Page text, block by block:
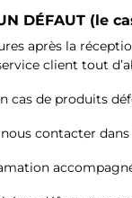
DÉFAUT (le
après la
client tout
de produits
contacter